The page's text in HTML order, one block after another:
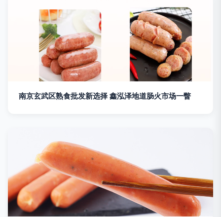
南京玄武区熟食批发新选择 鑫泓泽地道肠火市场一瞥